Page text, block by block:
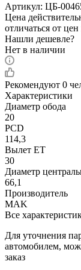
Артикул: ЦБ-
Цена
отличаться от
Нашли дешевле?
Нет в наличии
Рекомендуют 0
Характеристики
Диаметр обода
20
PCD
114,3
Вылет ET
30
Диаметр
66,1
Производитель
MAK
Все
Для уточнения
автомобилем,
заказ